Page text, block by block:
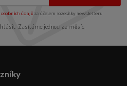
údajůza účelem rozesílky newsletteru.
Zasíláme jednou za měsíc.